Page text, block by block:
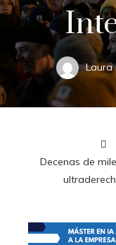
Laura
Decenas de